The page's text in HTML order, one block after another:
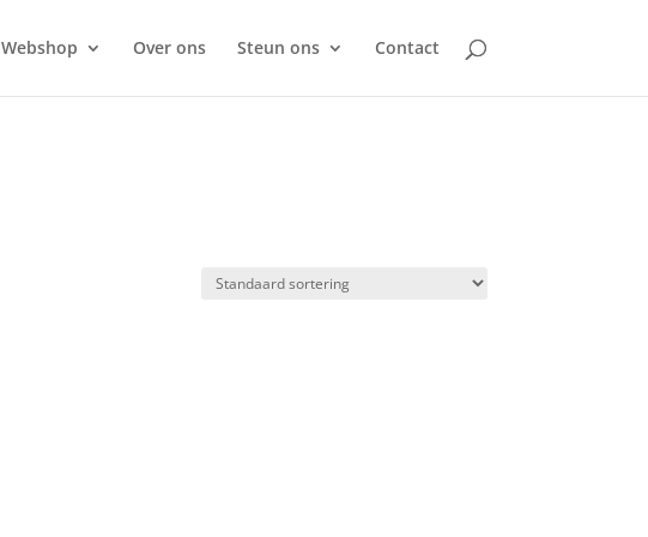
Webshop Over ons Steun ons Contact